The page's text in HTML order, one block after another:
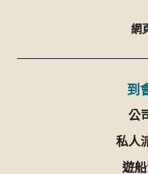
網
到
公
私人
遊